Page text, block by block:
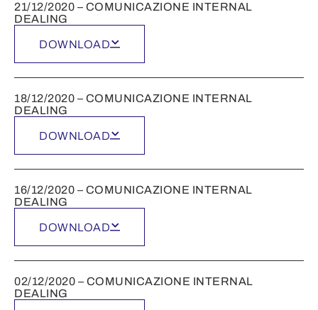
21/12/2020 – COMUNICAZIONE INTERNAL
DEALING
DOWNLOAD
18/12/2020 – COMUNICAZIONE INTERNAL
DEALING
DOWNLOAD
16/12/2020 – COMUNICAZIONE INTERNAL
DEALING
DOWNLOAD
02/12/2020 – COMUNICAZIONE INTERNAL
DEALING